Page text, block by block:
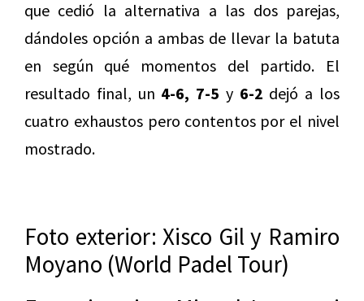
que cedió la alternativa a las dos parejas,
dándoles opción a ambas de llevar la batuta
en según qué momentos del partido. El
resultado final, un 4-6, 7-5 y 6-2 dejó a los
cuatro exhaustos pero contentos por el nivel
mostrado.
Foto exterior: Xisco Gil y Ramiro
Moyano (World Padel Tour)